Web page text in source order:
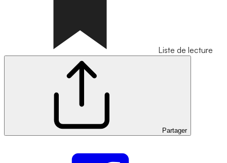
Liste de lecture
Partager